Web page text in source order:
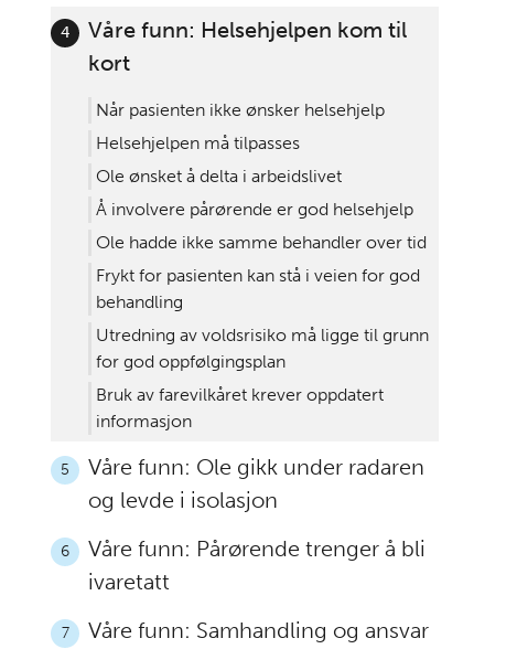
4
Våre funn: Helsehjelpen kom til
kort
Når pasienten ikke ønsker helsehjelp
Helsehjelpen må tilpasses
Ole ønsket å delta i arbeidslivet
Å involvere pårørende er god helsehjelp
Ole hadde ikke samme behandler over tid
Frykt for pasienten kan stå i veien for god
behandling
Utredning av voldsrisiko må ligge til grunn
for god oppfølgingsplan
Bruk av farevilkåret krever oppdatert
informasjon
5
Våre funn: Ole gikk under radaren
og levde i isolasjon
6
Våre funn: Pårørende trenger å bli
ivaretatt
7
Våre funn: Samhandling og ansvar